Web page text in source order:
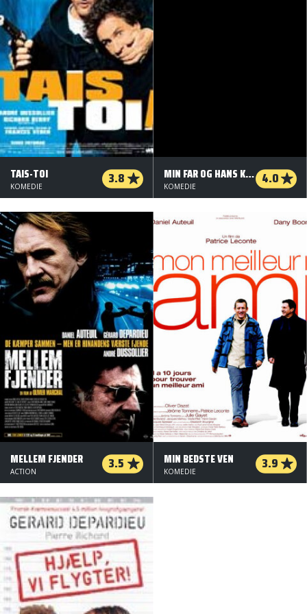
TAIS-TOI 3.8
KOMEDIE
MIN FAR OG HANS KÆRESTE 4.0
KOMEDIE
MELLEM FJENDER 3.5
ACTION
MIN BEDSTE VEN 3.9
KOMEDIE